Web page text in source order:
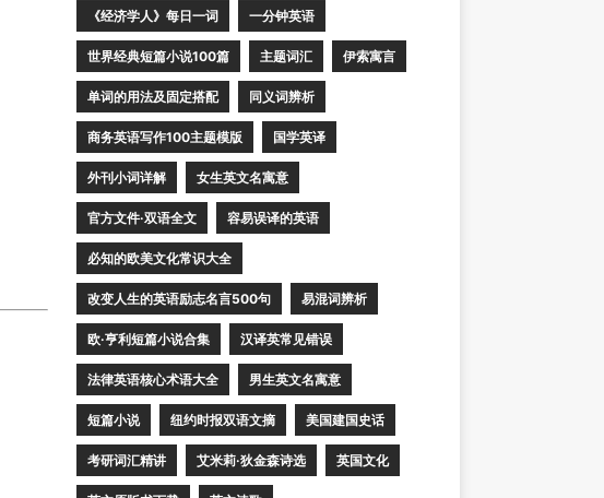
《经济学人》每日一词 一分钟英语
世界经典短篇小说100篇 主题词汇 伊索寓言
单词的用法及固定搭配 同义词辨析
商务英语写作100主题模版 国学英译
外刊小词详解 女生英文名寓意
官方文件·双语全文 容易误译的英语
必知的欧美文化常识大全
改变人生的英语励志名言500句 易混词辨析
欧·亨利短篇小说合集 汉译英常见错误
法律英语核心术语大全 男生英文名寓意
短篇小说 纽约时报双语文摘 美国建国史话
考研词汇精讲 艾米莉·狄金森诗选 英国文化